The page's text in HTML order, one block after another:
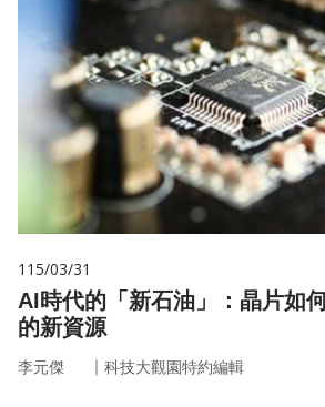
115/03/31
AI時代的「新石油」：晶片如
的新資源
李元傑 ｜ 科技大觀園特約編輯